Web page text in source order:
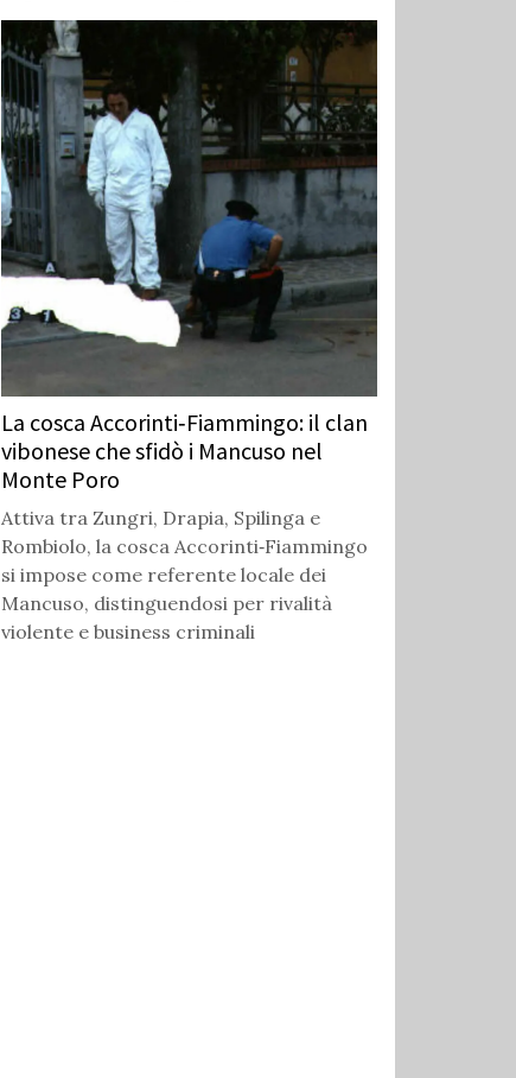
La cosca Accorinti‑Fiammingo: il clan
vibonese che sfidò i Mancuso nel
Monte Poro
Attiva tra Zungri, Drapia, Spilinga e
Rombiolo, la cosca Accorinti‑Fiammingo
si impose come referente locale dei
Mancuso, distinguendosi per rivalità
violente e business criminali